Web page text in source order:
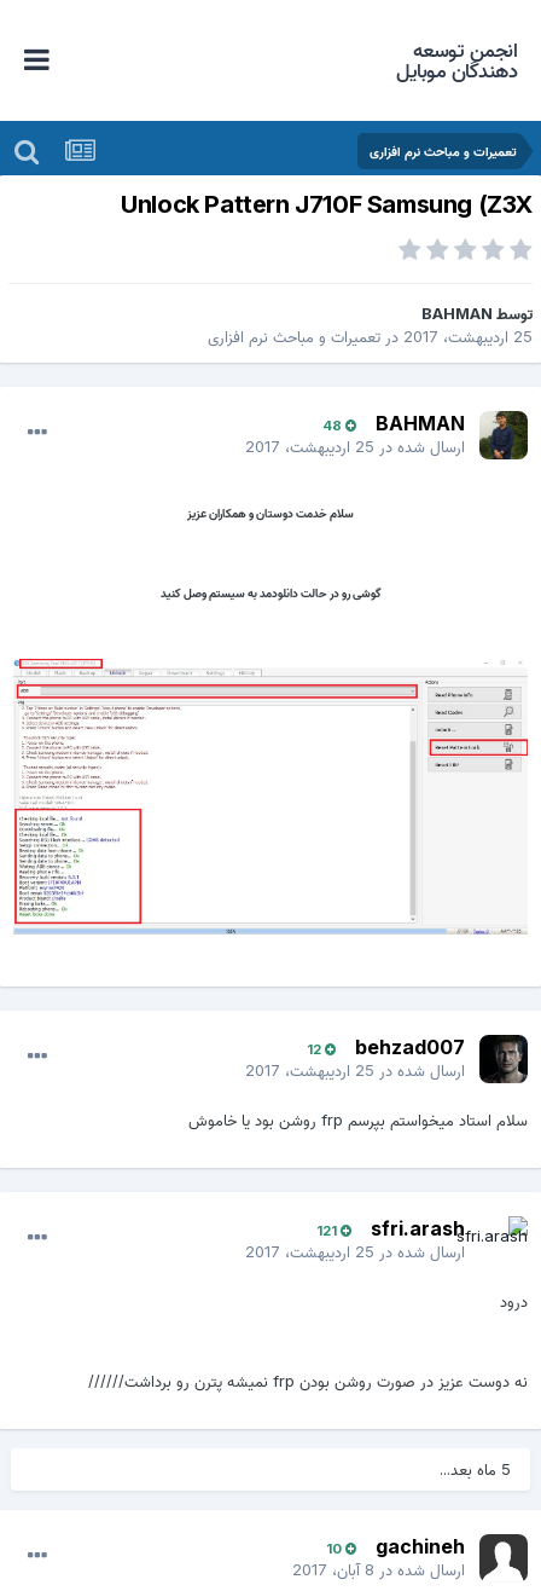
انجمن توسعه
دهندگان موبایل
تعمیرات و مباحث نرم افزاری
Unlock Pattern J710F Samsung
BAHMAN
2017
درتعمیرات و مباحث نرم افزاری
BAHMAN
48
ارسال شده در25 اردیبهشت، 2017
سلام خدمت دوستان و همکاران عزیز
گوشی رو در حالت دانلودمد به سیستم وصل کنید
behzad007
12
ارسال شده در25 اردیبهشت، 2017
سلام استاد میخواستم بپرسم frp روشن بود یا خاموش
sfri.arash
121
ارسال شده در25 اردیبهشت، 2017
درود
نه دوست عزیز در صورت روشن بودن frp نمیشه پترن رو برداشت//////
gachineh
10
ارسال شده در8 آبان، 2017